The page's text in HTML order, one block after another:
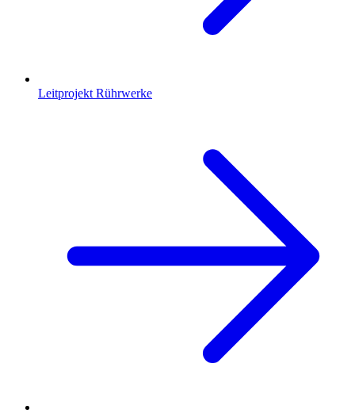
Leitprojekt Rührwerke